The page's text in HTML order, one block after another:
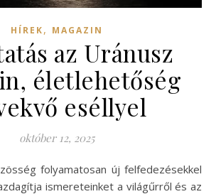
HÍREK, MAGAZIN
az Uránusz
életlehetőség
eséllyel
október 12, 2025
ismereteinket a világűrről és az